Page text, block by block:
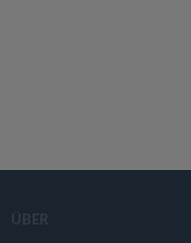
ÜBER